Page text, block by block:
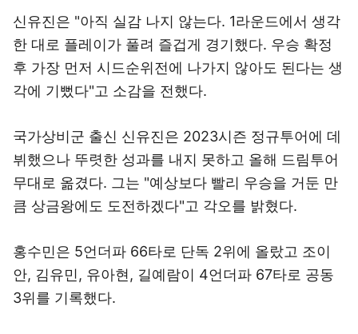
신유진은 "아직 실감 나지 않는다. 1라운드에서 생각
한 대로 플레이가 풀려 즐겁게 경기했다. 우승 확정
후 가장 먼저 시드순위전에 나가지 않아도 된다는 생
각에 기뻤다"고 소감을 전했다.
국가상비군 출신 신유진은 2023시즌 정규투어에 데
뷔했으나 뚜렷한 성과를 내지 못하고 올해 드림투어
무대로 옮겼다. 그는 "예상보다 빨리 우승을 거둔 만
큼 상금왕에도 도전하겠다"고 각오를 밝혔다.
홍수민은 5언더파 66타로 단독 2위에 올랐고 조이
안, 김유민, 유아현, 길예람이 4언더파 67타로 공동
3위를 기록했다.